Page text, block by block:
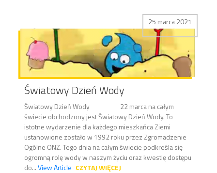
25 marca 2021
Światowy Dzień Wody
Światowy Dzień Wody 22 marca na całym
świecie obchodzony jest Światowy Dzień Wody. To
istotne wydarzenie dla każdego mieszkańca Ziemi
ustanowione zostało w 1992 roku przez Zgromadzenie
Ogólne ONZ. Tego dnia na całym świecie podkreśla się
ogromną rolę wody w naszym życiu oraz kwestię dostępu
do...View Article CZYTAJ WIĘCEJ